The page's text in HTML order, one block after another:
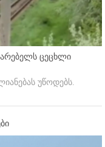
ცეცხლი
უწოდებს.